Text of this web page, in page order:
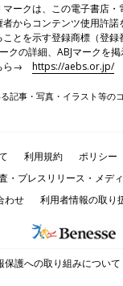
マークは、この電子書店・
者からコンテンツ使用許
ことを示す登録商標（登録
クの詳細、ABJマークを
ら→https://aebs.or.jp/
記事・写真・イラスト等の
利用規約 ポリシー
・プレスリリース・メデ
わせ
利用者情報の取り
保護への取り組みについて